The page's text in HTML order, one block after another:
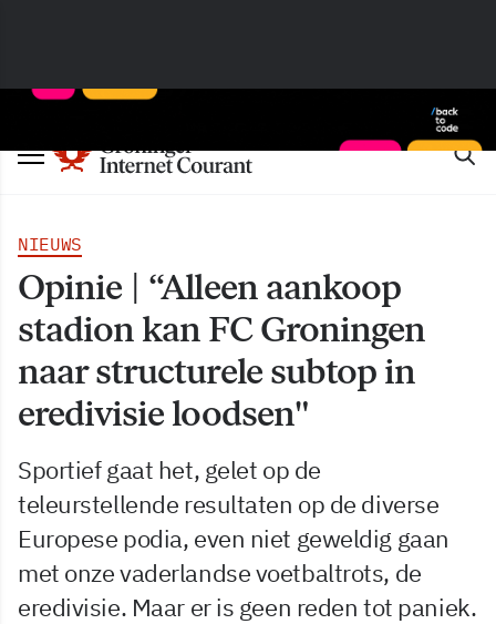
NIEUWS
Opinie | “Alleen aankoop
stadion kan FC Groningen
naar structurele subtop in
eredivisie loodsen"
Sportief gaat het, gelet op de
teleurstellende resultaten op de diverse
Europese podia, even niet geweldig gaan
met onze vaderlandse voetbaltrots, de
eredivisie. Maar er is geen reden tot paniek.